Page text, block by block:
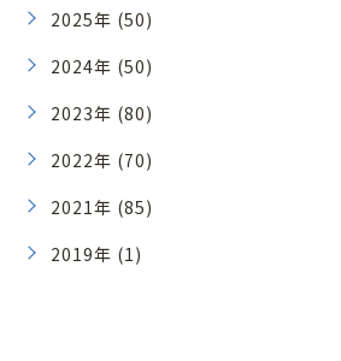
2025年 (50)
2024年 (50)
2023年 (80)
2022年 (70)
2021年 (85)
2019年 (1)